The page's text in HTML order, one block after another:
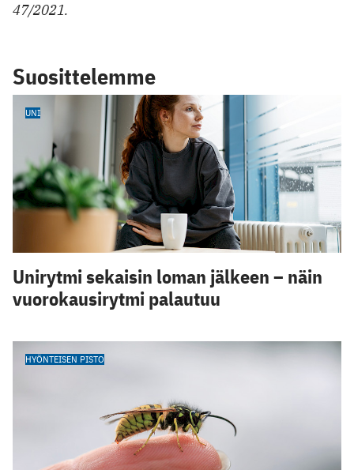
47/2021.
Suosittelemme
UNI
Unirytmi sekaisin loman jälkeen – näin
vuorokausirytmi palautuu
HYÖNTEISEN PISTO